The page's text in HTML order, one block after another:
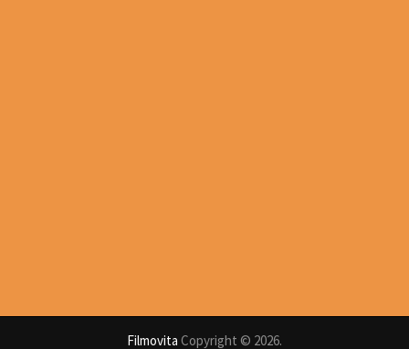
Filmovita Copyright © 2026.